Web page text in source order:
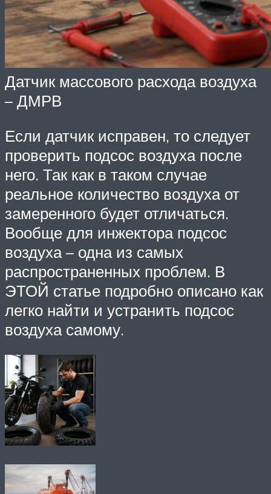
Датчик массового расхода воздуха
– ДМРВ
Если датчик исправен, то следует
проверить подсос воздуха после
него. Так как в таком случае
реальное количество воздуха от
замеренного будет отличаться.
Вообще для инжектора подсос
воздуха – одна из самых
распространенных проблем. В
ЭТОЙ статье подробно описано как
легко найти и устранить подсос
воздуха самому.